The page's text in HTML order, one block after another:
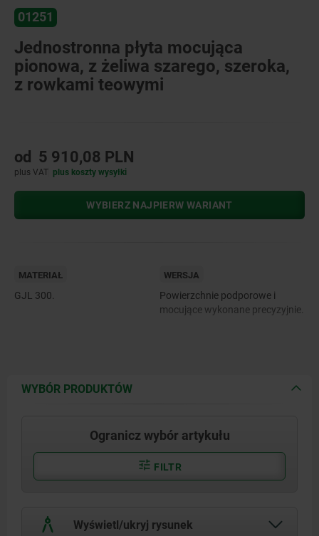
01251
Jednostronna płyta mocująca
pionowa, z żeliwa szarego, szeroka,
z rowkami teowymi
od 5 910,08 PLN
plus VAT plus koszty wysyłki
WYBIERZ NAJPIERW WARIANT
MATERIAŁ
GJL 300.
WERSJA
Powierzchnie podporowe i
mocujące wykonane precyzyjnie.
WYBÓR PRODUKTÓW
Ogranicz wybór artykułu
FILTR
Wyświetl/ukryj rysunek